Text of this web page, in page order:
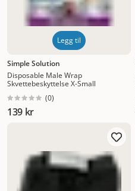
Legg til
Simple Solution
Disposable Male Wrap
Skvettebeskyttelse X-Small
(0)
139 kr